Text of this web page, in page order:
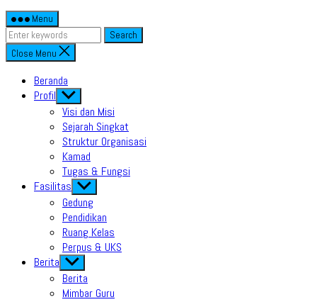
Menu
Search
Close Menu
Beranda
Profil Show
sub
menu
Visi dan Misi
Sejarah Singkat
Struktur Organisasi
Kamad
Tugas & Fungsi
Fasilitas Show
sub
menu
Gedung
Pendidikan
Ruang Kelas
Perpus & UKS
Berita Show
sub
menu
Berita
Mimbar Guru